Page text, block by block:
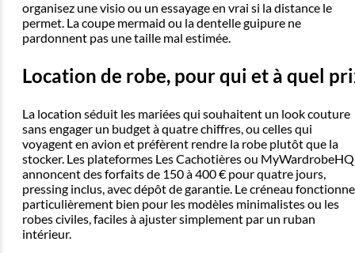
organisez une visio ou un essayage en vrai si la distance le
permet. La coupe mermaid ou la dentelle guipure ne
pardonnent pas une taille mal estimée.
Location de robe, pour qui et à quel
La location séduit les mariées qui souhaitent un look couture
sans engager un budget à quatre chiffres, ou celles qui
voyagent en avion et préfèrent rendre la robe plutôt que la
stocker. Les plateformes Les Cachotières ou MyWardrobeHQ
annoncent des forfaits de 150 à 400 € pour quatre jours,
pressing inclus, avec dépôt de garantie. Le créneau fonctionne
particulièrement bien pour les modèles minimalistes ou les
robes civiles, faciles à ajuster simplement par un ruban
intérieur.